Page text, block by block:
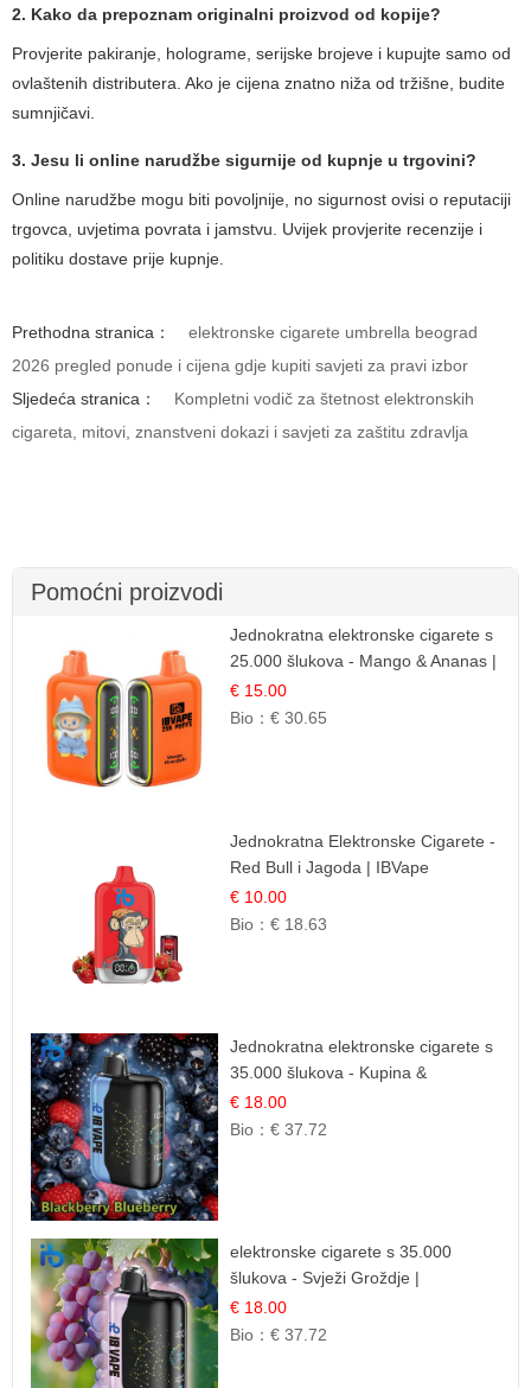
2. Kako da prepoznam originalni proizvod od kopije?
Provjerite pakiranje, holograme, serijske brojeve i kupujte samo od
ovlaštenih distributera. Ako je cijena znatno niža od tržišne, budite
sumnjičavi.
3. Jesu li online narudžbe sigurnije od kupnje u trgovini?
Online narudžbe mogu biti povoljnije, no sigurnost ovisi o reputaciji
trgovca, uvjetima povrata i jamstvu. Uvijek provjerite recenzije i
politiku dostave prije kupnje.
Prethodna stranica：
elektronske cigarete umbrella beograd
2026 pregled ponude i cijena gdje kupiti savjeti za pravi izbor
Sljedeća stranica：
Kompletni vodič za štetnost elektronskih
cigareta, mitovi, znanstveni dokazi i savjeti za zaštitu zdravlja
Pomoćni proizvodi
Jednokratna elektronske cigarete s
25.000 šlukova - Mango & Ananas |
Egzotična Voćna Mješavina
€ 15.00
Bio：€ 30.65
Jednokratna Elektronske Cigarete -
Red Bull i Jagoda | IBVape
€ 10.00
Bio：€ 18.63
Jednokratna elektronske cigarete s
35.000 šlukova - Kupina &
Borovnica | Intenzivna Mješavina
Šumskog Voća
€ 18.00
Bio：€ 37.72
elektronske cigarete s 35.000
šlukova - Svježi Groždje |
Osježavajuća Voćna Aroma
€ 18.00
Bio：€ 37.72